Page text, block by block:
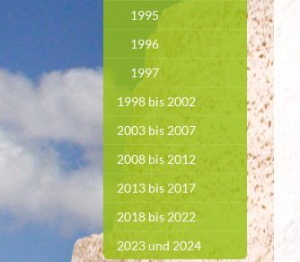
1995
1996
1997
1998 bis 2002
2003 bis 2007
2008 bis 2012
2013 bis 2017
2018 bis 2022
2023 und 2024